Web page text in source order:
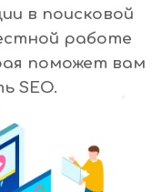
в поисковой
работе
поможет вам
SEO.